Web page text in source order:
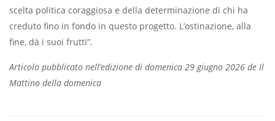
scelta politica coraggiosa e della determinazione di chi ha
creduto fino in fondo in questo progetto. L’ostinazione, alla
fine, dà i suoi frutti”.
Articolo pubblicato nell’edizione di domenica 29 giugno 2026 de Il
Mattino della domenica